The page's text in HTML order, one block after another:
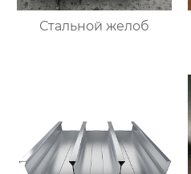
Стальной желоб